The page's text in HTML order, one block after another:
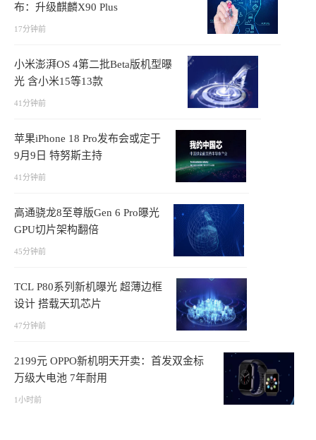
布：升级麒麟X90 Plus
17分钟前
小米澎湃OS 4第二批Beta版机型曝
光 含小米15等13款
41分钟前
苹果iPhone 18 Pro发布会或定于
9月9日 特努斯主持
41分钟前
高通骁龙8至尊版Gen 6 Pro曝光
GPU切片架构翻倍
45分钟前
TCL P80系列新机曝光 超薄边框
设计 搭载天玑芯片
47分钟前
2199元 OPPO新机明天开卖：首发双金标
万级大电池 7年耐用
1小时前